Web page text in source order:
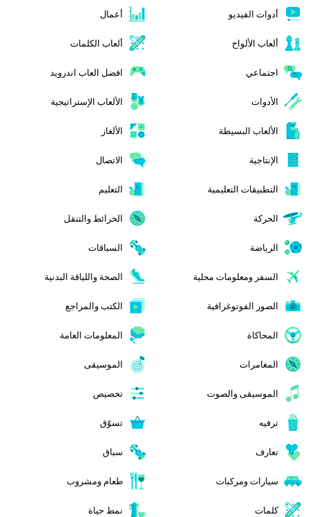
أدوات الفيديو أعمال
ألعاب الألواح ألعاب الكلمات
اجتماعي افضل العاب اندرويد
الأدوات الألعاب الإستراتيجية
الألعاب البسيطة الألغاز
الإنتاجية الاتصال
التطبيقات التعليمية التعليم
الحركة الخرائط والتنقل
الرياضة السباقات
السفر ومعلومات محلية الصحة واللياقة البدنية
الصور الفوتوغرافية الكتب والمراجع
المحاكاة المعلومات العامة
المغامرات الموسيقى
الموسيقى والصوت تخصيص
ترفيه تسوّق
تعارف سباق
سيارات ومركبات طعام ومشروب
كلمات نمط حياة